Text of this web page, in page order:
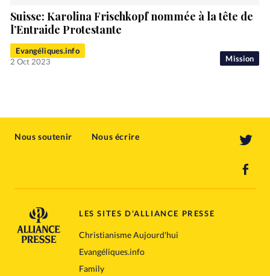
Mission
Suisse: Karolina Frischkopf nommée à la tête de
l’Entraide Protestante
Evangéliques.info
2 Oct 2023
Nous soutenir Nous écrire
LES SITES D'ALLIANCE PRESSE
Christianisme Aujourd'hui
Evangéliques.info
Family